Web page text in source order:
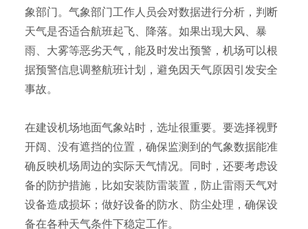
象部门。气象部门工作人员会对数据进行分析，判断
天气是否适合航班起飞、降落。如果出现大风、暴
雨、大雾等恶劣天气，能及时发出预警，机场可以根
据预警信息调整航班计划，避免因天气原因引发安全
事故。
在建设机场地面气象站时，选址很重要。要选择视野
开阔、没有遮挡的位置，确保监测到的气象数据能准
确反映机场周边的实际天气情况。同时，还要考虑设
备的防护措施，比如安装防雷装置，防止雷雨天气对
设备造成损坏；做好设备的防水、防尘处理，确保设
备在各种天气条件下稳定工作。